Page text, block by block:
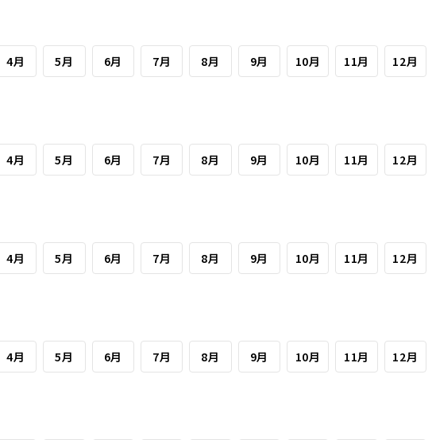
4月 5月 6月 7月 8月 9月 10月 11月 12月
4月 5月 6月 7月 8月 9月 10月 11月 12月
4月 5月 6月 7月 8月 9月 10月 11月 12月
4月 5月 6月 7月 8月 9月 10月 11月 12月